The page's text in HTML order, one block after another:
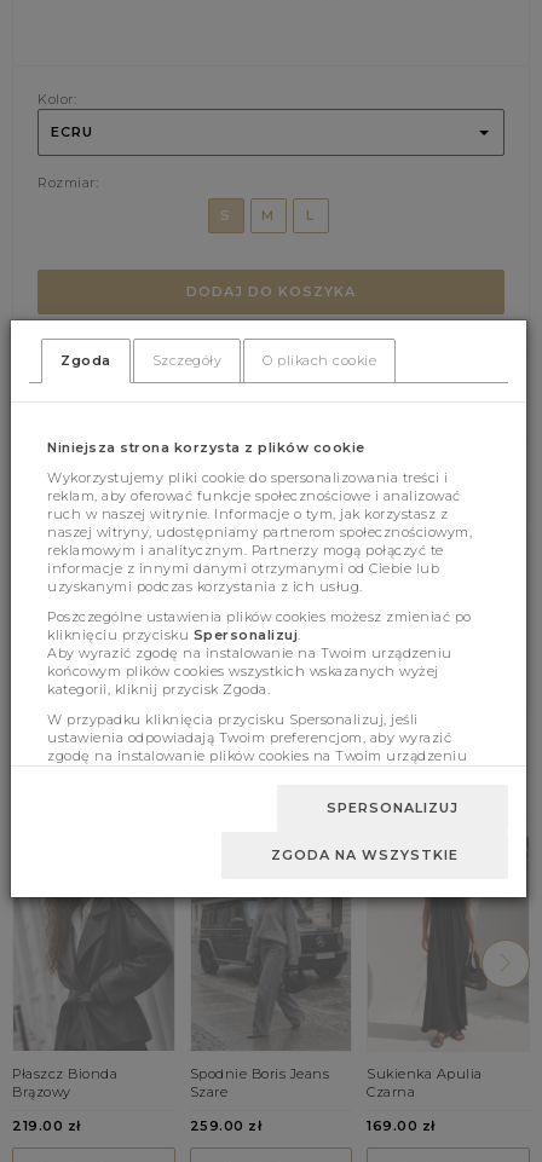
Kolor:
ECRU
Rozmiar:
S
M L
DODAJ DO KOSZYKA
Cechy produktu
Wymiary
Płaszcz Bionda
Brązowy
219.00 zł
Spodnie Boris Jeans
Szare
259.00 zł
Sukienka Apulia
Czarna
169.00 zł
Zgoda Szczegóły O plikach cookie
Niniejsza strona korzysta z plików cookie
Wykorzystujemy pliki cookie do spersonalizowania treści i
reklam, aby oferować funkcje społecznościowe i analizować
ruch w naszej witrynie. Informacje o tym, jak korzystasz z
naszej witryny, udostępniamy partnerom społecznościowym,
reklamowym i analitycznym. Partnerzy mogą połączyć te
informacje z innymi danymi otrzymanymi od Ciebie lub
uzyskanymi podczas korzystania z ich usług.
Poszczególne ustawienia plików cookies możesz zmieniać po
kliknięciu przycisku Spersonalizuj
Aby wyrazić zgodę na instalowanie na Twoim urządzeniu
końcowym plików cookies wszystkich wskazanych wyżej
kategorii, kliknij przycisk Zgoda.
W przypadku kliknięcia przycisku Spersonalizuj, jeśli
ustawienia odpowiadają Twoim preferencjom, aby wyrazić
zgodę na instalowanie plików cookies na Twoim urządzeniu
SPERSONALIZUJ
ZGODA NA WSZYSTKIE